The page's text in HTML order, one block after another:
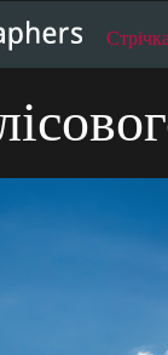
Стрічка